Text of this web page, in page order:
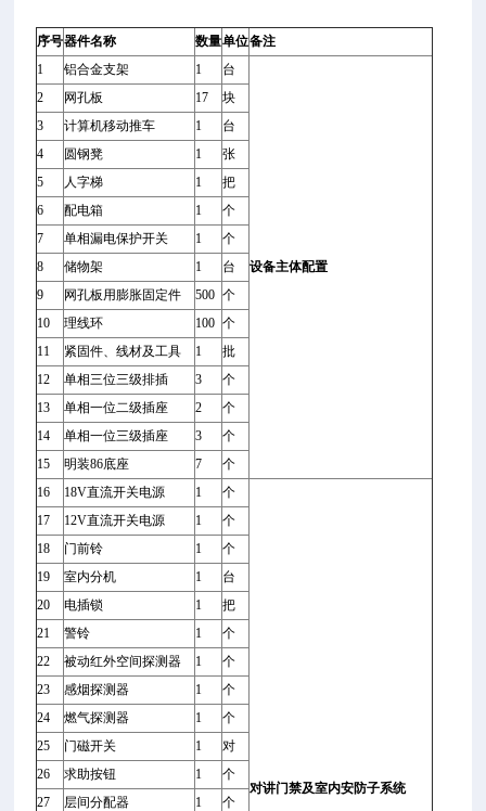
序号器件名称 数量单位备注
1
铝合金支架 1 台
设备主体配置
2 网孔板 17
块
3
计算机移动推车 1
台
4
圆钢凳 1
张
5
人字梯 1
把
6
配电箱 1
个
7
单相漏电保护开关 1
个
8
储物架 1
台
9
网孔板用膨胀固定件 500 个
10
理线环 100 个
11
紧固件、线材及工具 1
批
12
单相三位三级排插 3
个
13
单相一位二级插座 2
个
14
单相一位三级插座 3
个
15
明装86底座 7
个
16
18V直流开关电源 1 个
对讲门禁及室内安防子系统
17 12V直流开关电源 1
个
18
门前铃 1
个
19
室内分机 1
台
20
电插锁 1
把
21
警铃 1
个
22
被动红外空间探测器 1
个
23
感烟探测器 1
个
24
燃气探测器 1
个
25
门磁开关 1
对
26
求助按钮 1
个
27
层间分配器 1
个